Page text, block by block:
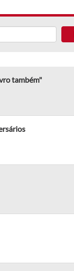
também"